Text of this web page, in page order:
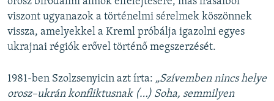
viszont ugyanazok a történelmi sérelmek köszönnek
vissza, amelyekkel a Kreml próbálja igazolni egyes
ukrajnai régiók erővel történő megszerzését.
1981-ben Szolzsenyicin azt írta: „Szívemben nincs helye
orosz–ukrán konfliktusnak (…) Soha, semmilyen